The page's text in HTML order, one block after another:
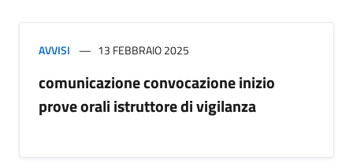
AVVISI 13 FEBBRAIO 2025
comunicazione convocazione inizio
prove orali istruttore di vigilanza